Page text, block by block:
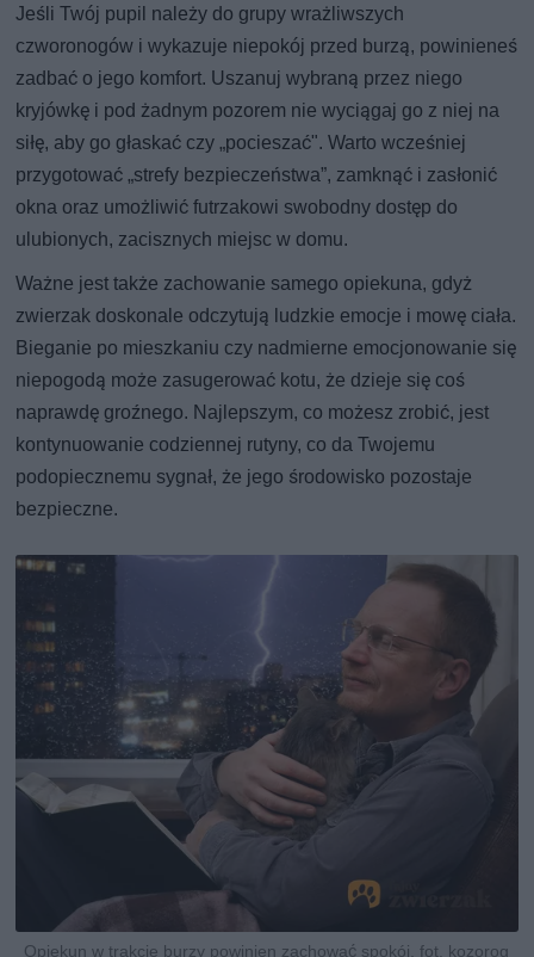
Jeśli Twój pupil należy do grupy wrażliwszych
czworonogów i wykazuje niepokój przed burzą, powinieneś
zadbać o jego komfort. Uszanuj wybraną przez niego
kryjówkę i pod żadnym pozorem nie wyciągaj go z niej na
siłę, aby go głaskać czy „pocieszać". Warto wcześniej
przygotować „strefy bezpieczeństwa”, zamknąć i zasłonić
okna oraz umożliwić futrzakowi swobodny dostęp do
ulubionych, zacisznych miejsc w domu.
Ważne jest także zachowanie samego opiekuna, gdyż
zwierzak doskonale odczytują ludzkie emocje i mowę ciała.
Bieganie po mieszkaniu czy nadmierne emocjonowanie się
niepogodą może zasugerować kotu, że dzieje się coś
naprawdę groźnego. Najlepszym, co możesz zrobić, jest
kontynuowanie codziennej rutyny, co da Twojemu
podopiecznemu sygnał, że jego środowisko pozostaje
bezpieczne.
Opiekun w trakcie burzy powinien zachować spokój, fot. kozorog